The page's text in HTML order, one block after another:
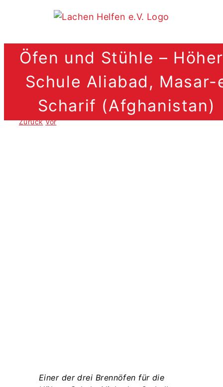
Öfen und Stühle –
Schule Aliabad, Masar-
Scharif (Afghanistan)
Zurück Vor
Einer der drei Brennöfen für die